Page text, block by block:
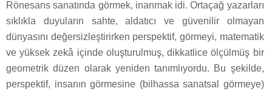
Rönesans sanatında görmek, inanmak idi. Ortaçağ yazarları
sıklıkla duyuların sahte, aldatıcı ve güvenilir olmayan
dünyasını değersizleştirirken perspektif, görmeyi, matematik
ve yüksek zekâ içinde oluşturulmuş, dikkatlice ölçülmüş bir
geometrik düzen olarak yeniden tanımlıyordu. Bu şekilde,
perspektif, insanın görmesine (bilhassa sanatsal görmeye)